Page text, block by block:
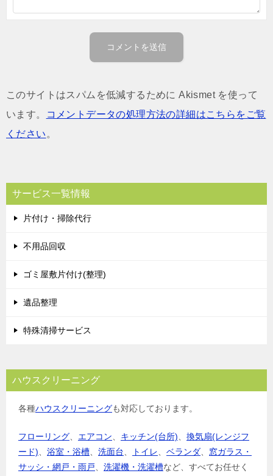
このサイトはスパムを低減するために Akismet を使って
います。
コメントデータの処理方法の詳細はこちらをご覧
ください 。
サービス一覧情報
片付け・掃除代行
不用品回収
ゴミ屋敷片付け(整理)
遺品整理
特殊清掃サービス
ハウスクリーニング
各種ハウスクリーニングも対応しております。
フローリング エアコン キッチン(台所)
換気扇(レンジフ
ード)
浴室・浴槽 洗面台 トイレ ベランダ
窓ガラス・
サッシ・網戸・雨戸
洗濯機・洗濯槽など、すべてお任せく